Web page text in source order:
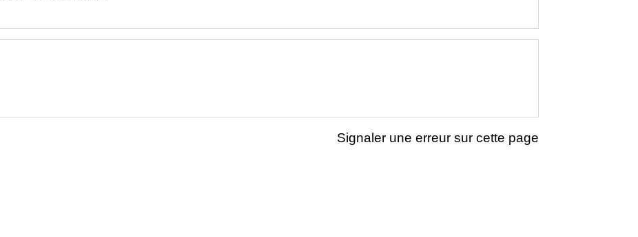
Signaler une erreur sur cette page